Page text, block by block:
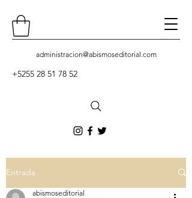
administracion@abismoseditorial.com
+5255 28 51 78 52
Entrada
abismoseditorial